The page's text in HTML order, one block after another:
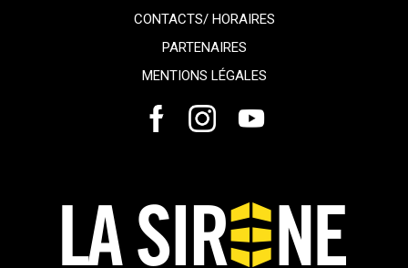
CONTACTS/ HORAIRES
PARTENAIRES
MENTIONS LÉGALES